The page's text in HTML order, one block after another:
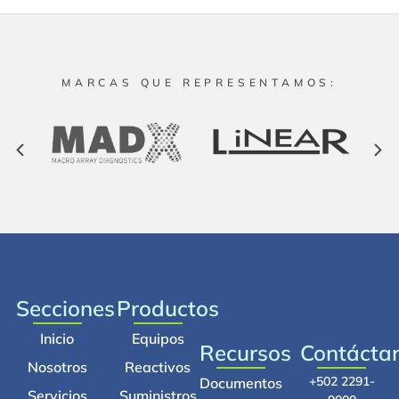
MARCAS QUE REPRESENTAMOS:
Secciones
Inicio
Nosotros
Productos
Equipos
Reactivos
Recursos
Documentos
+502 2291-